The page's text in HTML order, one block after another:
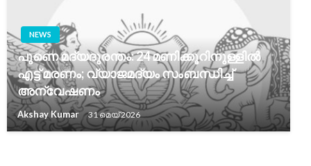
NEWS
പുണെ മദ്യദുരന്തം: 24 മണിക്കൂറിനുള്ളിൽ
എട്ട് മരണം; വ്യാജമദ്യം സംബന്ധിച്ച്
അന്വേഷണം
Akshay Kumar 31 മെയ്‌ 2026